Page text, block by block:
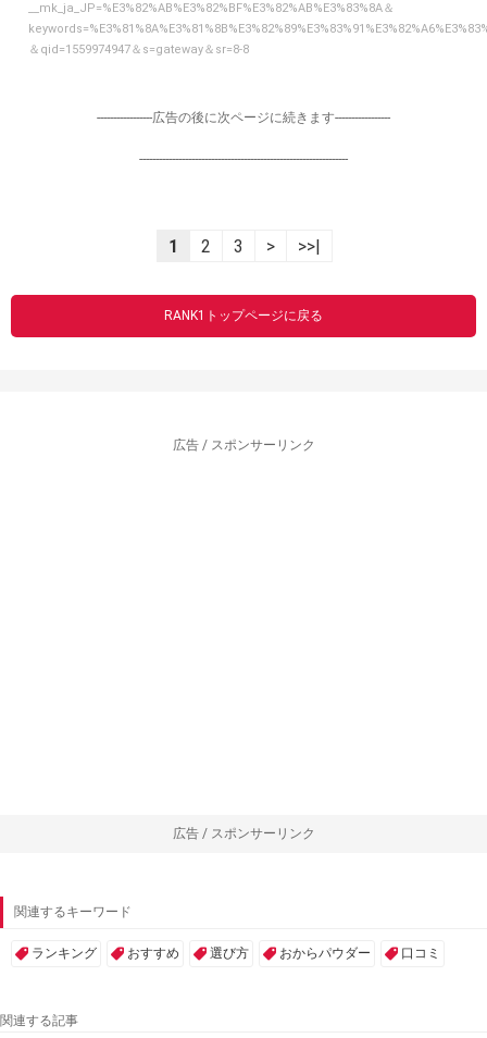
__mk_ja_JP=%E3%82%AB%E3%82%BF%E3%82%AB%E3%83%8A＆
＆qid=1559974947＆s=gateway＆sr=8-8
-----------------広告の後に次ページに続きます-----------------
----------------------------------------------------------------
1 2 3 > >>|
RANK1トップページに戻る
広告 / スポンサーリンク
広告 / スポンサーリンク
関連するキーワード
ランキング おすすめ 選び方 おからパウダー 口コミ
関連する記事